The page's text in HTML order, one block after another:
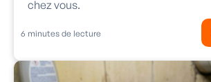
chez vous.
6 minutes de lecture